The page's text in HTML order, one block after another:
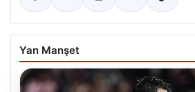
Yan Manşet